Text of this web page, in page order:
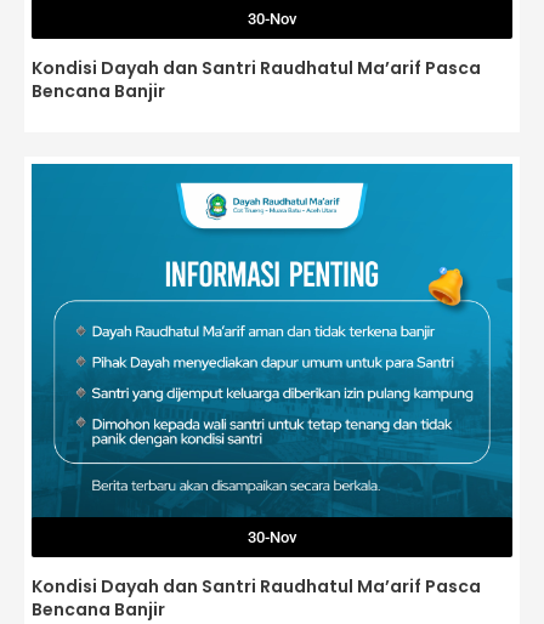
30-Nov
Kondisi Dayah dan Santri Raudhatul Ma’arif Pasca
Bencana Banjir
30-Nov
Kondisi Dayah dan Santri Raudhatul Ma’arif Pasca
Bencana Banjir